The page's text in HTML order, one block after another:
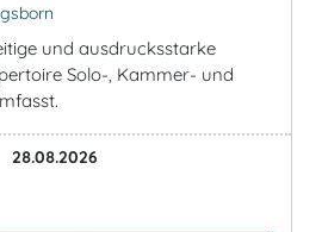
und ausdrucksstarke
Solo-, Kammer- und
28.08.2026